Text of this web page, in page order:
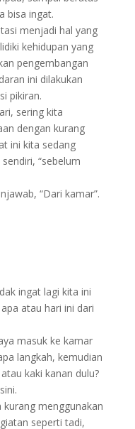
bisa ingat.
menjadi hal yang
kehidupan yang
pengembangan
ini dilakukan
pikiran.
sering kita
dengan kurang
ini kita sedang
“sebelum
“Dari kamar”.
ingat lagi kita ini
atau hari ini dari
masuk ke kamar
langkah, kemudian
kaki kanan dulu?
menggunakan
seperti tadi,